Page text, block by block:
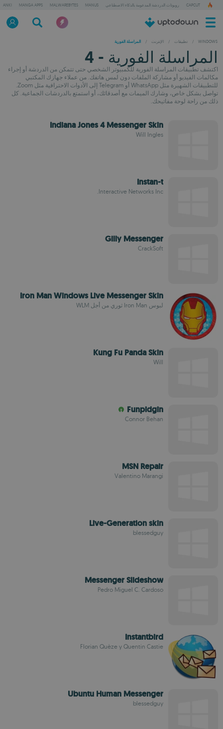
CAPCUT روبوتات الدردشة المدعومة بالذكاء الاصطناعي MANUS
MALWAREBYTES
MANGA APPS
ANKI
WINDOWS
/ تطبيقات / الإنترنت / المراسلة الفورية
المراسلة الفورية - 4
اكتشف تطبيقات المراسلة الفورية للكمبيوتر الشخصي حتى تتمكن من الدردشة أو إجراء
مكالمات الفيديو أو مشاركة الملفات دون لمس هاتفك. من عملاء جهازك المكتبي
للتطبيقات الشهيرة مثل WhatsApp أو Telegram إلى الأدوات الاحترافية مثل Zoom.
تواصل بشكل خاص، وشارك الميمات مع أصدقائك، أو استمتع بالدردشات الجماعية. كل
ذلك من راحة لوحة مفاتيحك.
Indiana Jones 4 Messenger Skin
Will Ingles
Instan-t
Interactive Networks Inc.
Gilly Messenger
CrackSoft
Iron Man Windows Live Messenger Skin
لبوس Iron Man ثوري من أجل WLM
Kung Fu Panda Skin
Will
Funpidgin
Connor Behan
MSN Repair
Valentino Marangi
Live-Generation skin
blessedguy
Messenger Slideshow
Pedro Miguel C. Cardoso
Instantbird
Florian Quèze y Quentin Castie
Ubuntu Human Messenger
blessedguy